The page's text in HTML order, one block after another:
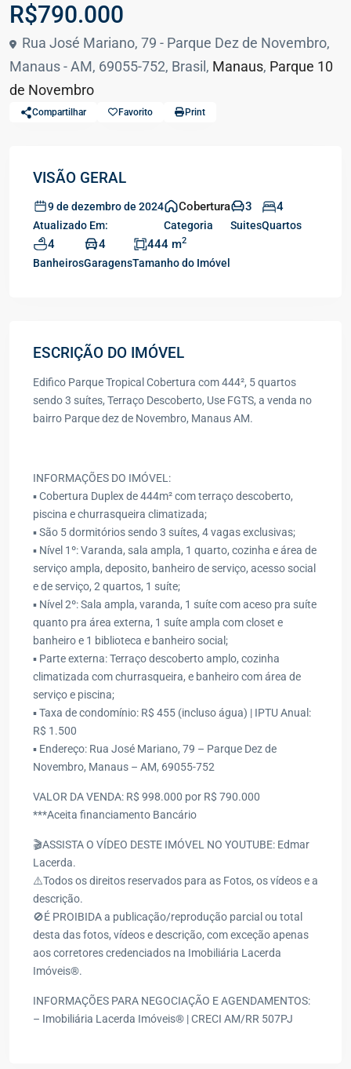
R$790.000
Rua José Mariano, 79 - Parque Dez de Novembro,
Manaus - AM, 69055-752, Brasil, Manaus, Parque 10
de Novembro
Compartilhar Favorito Print
VISÃO GERAL
9 de dezembro de 2024
Atualizado Em:
Cobertura
Categoria
3
Suites
4
Quartos
4
Banheiros
4
Garagens
444 m2
Tamanho do Imóvel
ESCRIÇÃO DO IMÓVEL
Edifico Parque Tropical Cobertura com 444², 5 quartos
sendo 3 suítes, Terraço Descoberto, Use FGTS, a venda no
bairro Parque dez de Novembro, Manaus AM.
INFORMAÇÕES DO IMÓVEL:
▪️ Cobertura Duplex de 444m² com terraço descoberto,
piscina e churrasqueira climatizada;
▪️ São 5 dormitórios sendo 3 suítes, 4 vagas exclusivas;
▪️ Nível 1º: Varanda, sala ampla, 1 quarto, cozinha e área de
serviço ampla, deposito, banheiro de serviço, acesso social
e de serviço, 2 quartos, 1 suíte;
▪️ Nível 2º: Sala ampla, varanda, 1 suíte com aceso pra suíte
quanto pra área externa, 1 suíte ampla com closet e
banheiro e 1 biblioteca e banheiro social;
▪️ Parte externa: Terraço descoberto amplo, cozinha
climatizada com churrasqueira, e banheiro com área de
serviço e piscina;
▪️ Taxa de condomínio: R$ 455 (incluso água) | IPTU Anual:
R$ 1.500
▪️ Endereço: Rua José Mariano, 79 – Parque Dez de
Novembro, Manaus – AM, 69055-752
VALOR DA VENDA: R$ 998.000 por R$ 790.000
***Aceita financiamento Bancário
🎬ASSISTA O VÍDEO DESTE IMÓVEL NO YOUTUBE: Edmar
Lacerda.
⚠️Todos os direitos reservados para as Fotos, os vídeos e a
descrição.
🚫É PROIBIDA a publicação/reprodução parcial ou total
desta das fotos, vídeos e descrição, com exceção apenas
aos corretores credenciados na Imobiliária Lacerda
Imóveis®.
INFORMAÇÕES PARA NEGOCIAÇÃO E AGENDAMENTOS:
– Imobiliária Lacerda Imóveis® | CRECI AM/RR 507PJ